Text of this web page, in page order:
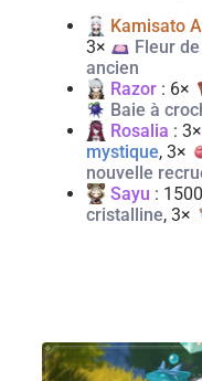
Kamisato
3×
Fleur
ancien
Razor : 6×
Baie à
Rosalia : 3×
mystique, 3×
nouvelle
Sayu :
cristalline, 3×